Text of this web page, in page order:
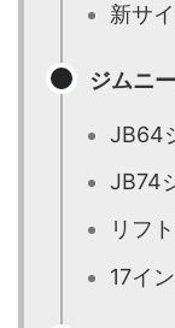
新サ
ジムニ
JB64
JB74
リフ
17イ